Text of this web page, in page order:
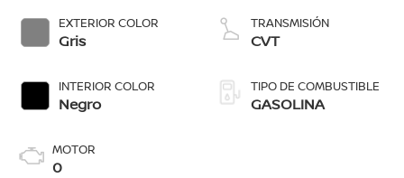
EXTERIOR COLOR
Gris
INTERIOR COLOR
Negro
MOTOR
0
TRANSMISIÓN
CVT
TIPO DE COMBUSTIBLE
GASOLINA